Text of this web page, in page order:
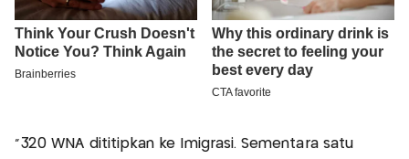
"320 WNA dititipkan ke Imigrasi. Sementara satu